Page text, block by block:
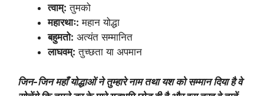
त्वाम्: तुमको
महारथाः: महान योद्धा
बहुमतो: अत्यंत सम्मानित
लाघवम्: तुच्छता या अपमान
जिन-जिन महाँ योद्धाओं ने तुम्हारे नाम तथा यश को सम्मान दिया है वे